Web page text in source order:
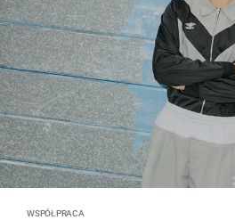
WSPÓŁPRACA